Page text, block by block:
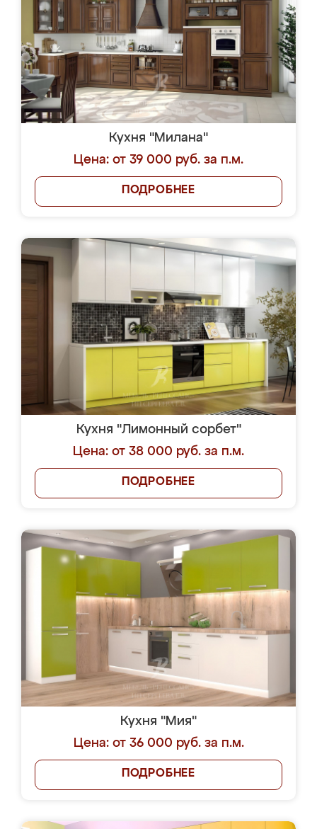
Кухня "Милана"
Цена: от 39 000 руб. за п.м.
ПОДРОБНЕЕ
Кухня "Лимонный сорбет"
Цена: от 38 000 руб. за п.м.
ПОДРОБНЕЕ
Кухня "Мия"
Цена: от 36 000 руб. за п.м.
ПОДРОБНЕЕ